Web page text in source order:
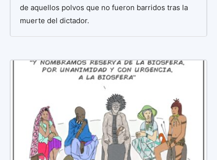
de aquellos polvos que no fueron barridos tras la
muerte del dictador.